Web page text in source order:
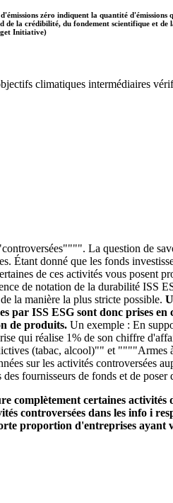
zéro indiquent la quantité
la crédibilité, du fondement scientifique et
Initiative)
climatiques intermédiaires
La question de
Étant donné que les fonds
de ces activités vous posent
de notation de la durabilité ISS
la manière la plus stricte possible.
par ISS ESG sont donc prises
de produits. Un exemple : En
qui réalise 1% de son chiffre
(tabac, alcool)"" et
sur les activités controversées
fournisseurs de fonds et de poser
complètement certaines
controversées dans les info i
proportion d'entreprises ayant